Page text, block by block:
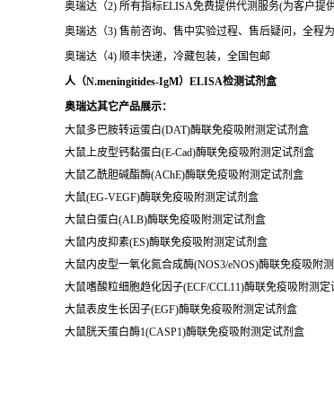
奥瑞达（2) 所有指标ELISA免费提供代测服务(为客户提
奥瑞达（3) 售前咨询、售中实验过程、售后疑问，全程
奥瑞达（4) 顺丰快递，冷藏包装，全国包邮
人（N.meningitides-IgM）ELISA检测试剂盒
奥瑞达其它产品展示：
大鼠多巴胺转运蛋白(DAT)酶联免疫吸附测定试剂盒
大鼠上皮型钙黏蛋白(E-Cad)酶联免疫吸附测定试剂盒
大鼠乙酰胆碱酯酶(AChE)酶联免疫吸附测定试剂盒
大鼠(EG-VEGF)酶联免疫吸附测定试剂盒
大鼠白蛋白(ALB)酶联免疫吸附测定试剂盒
大鼠内皮抑素(ES)酶联免疫吸附测定试剂盒
大鼠内皮型一氧化氮合成酶(NOS3/eNOS)酶联免疫吸附
大鼠嗜酸粒细胞趋化因子(ECF/CCL11)酶联免疫吸附测定
大鼠表皮生长因子(EGF)酶联免疫吸附测定试剂盒
大鼠胱天蛋白酶1(CASP1)酶联免疫吸附测定试剂盒